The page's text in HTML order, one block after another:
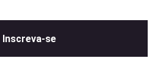
Inscreva-se